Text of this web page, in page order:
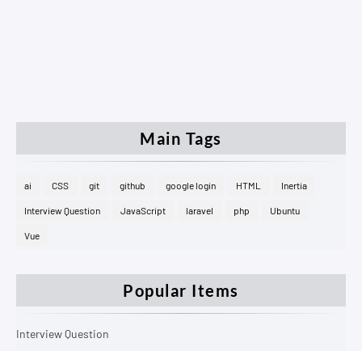
Main Tags
ai CSS git github google login HTML Inertia
Interview Question JavaScript laravel php Ubuntu
Vue
Popular Items
Interview Question